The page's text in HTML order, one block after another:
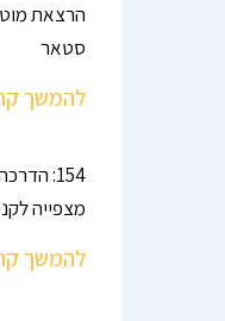
הרצאת
סטאר
להמשך
מצפייה
להמשך